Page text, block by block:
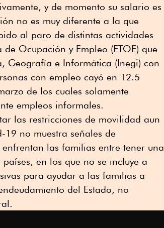
y de momento su salario es
no es muy diferente a la que
al paro de distintas actividades
Ocupación y Empleo (ETOE) que
Geografía e Informática (Inegi) con
con empleo cayó en 12.5
de los cuales solamente
empleos informales.
las restricciones de movilidad aun
no muestra señales de
las familias entre tener una
en los que no se incluye a
para ayudar a las familias a
del Estado, no